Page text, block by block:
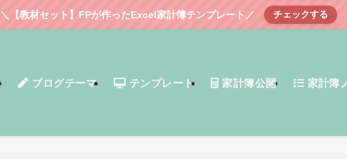
＼【教材セット】FPが作ったExcel家計簿テンプレート／ チェックする
ブログテーマ テンプレート 家計簿公開 家計簿